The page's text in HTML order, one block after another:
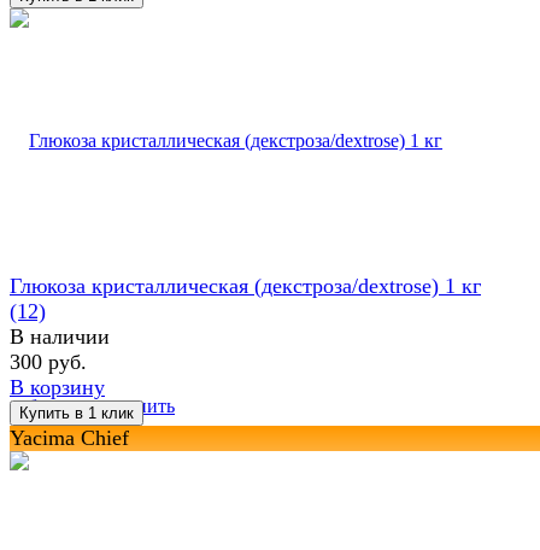
избранное сравнить
Глюкоза кристаллическая (декстроза/dextrose) 1 кг
(12)
В наличии
300 руб.
В корзину
Yacima Chief